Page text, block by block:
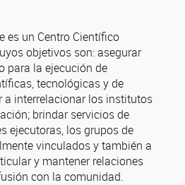
es un Centro Científico
objetivos son: asegurar
para la ejecución de
tecnológicas y de
a interrelacionar los institutos
brindar servicios de
ejecutoras, los grupos de
vinculados y también a
y mantener relaciones
con la comunidad.